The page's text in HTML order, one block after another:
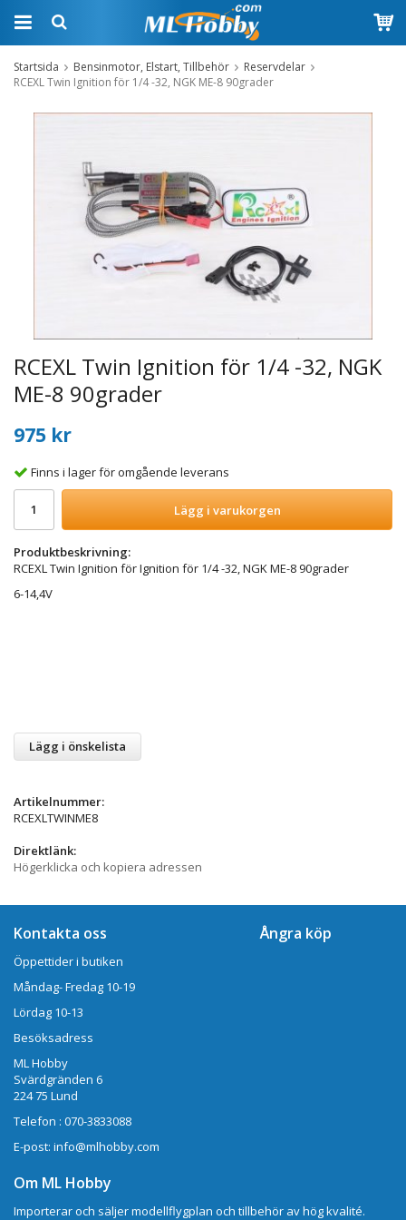
Startsida Bensinmotor, Elstart, Tillbehör
Reservdelar
RCEXL Twin Ignition för 1/4 -32, NGK ME-8 90grader
RCEXL Twin Ignition för 1/4 -32, NGK
ME-8 90grader
975 kr
Finns i lager för omgående leverans
Lägg i varukorgen
Produktbeskrivning:
RCEXL Twin Ignition för Ignition för 1/4 -32, NGK ME-8 90grader
6-14,4V
Lägg i önskelista
Artikelnummer:
RCEXLTWINME8
Direktlänk:
Högerklicka och kopiera adressen
Kontakta oss
Öppettider i butiken
Måndag- Fredag 10-19
Lördag 10-13
Besöksadress
ML Hobby
Svärdgränden 6
224 75 Lund
Telefon : 070-3833088
E-post: info@mlhobby.com
Ångra köp
Om ML Hobby
Importerar och säljer modellflygplan och tillbehör av hög kvalité.